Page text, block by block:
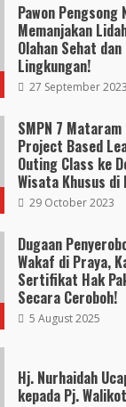
Pawon Pengsong
Memanjakan
Olahan Sehat dan
Lingkungan!
27 September 2023
SMPN 7
Project Based
Outing Class ke
Wisata Khusus di
29 October 2023
Dugaan
Wakaf di Praya,
Sertifikat Hak
Secara Ceroboh!
5 August 2025
Hj. Nurhaidah
kepada Pj.